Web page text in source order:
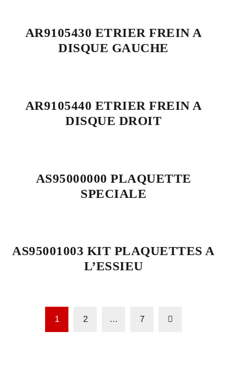
AR9105430 ETRIER FREIN A
DISQUE GAUCHE
AR9105440 ETRIER FREIN A
DISQUE DROIT
AS95000000 PLAQUETTE
SPECIALE
AS95001003 KIT PLAQUETTES A
L’ESSIEU
1 2 … 7